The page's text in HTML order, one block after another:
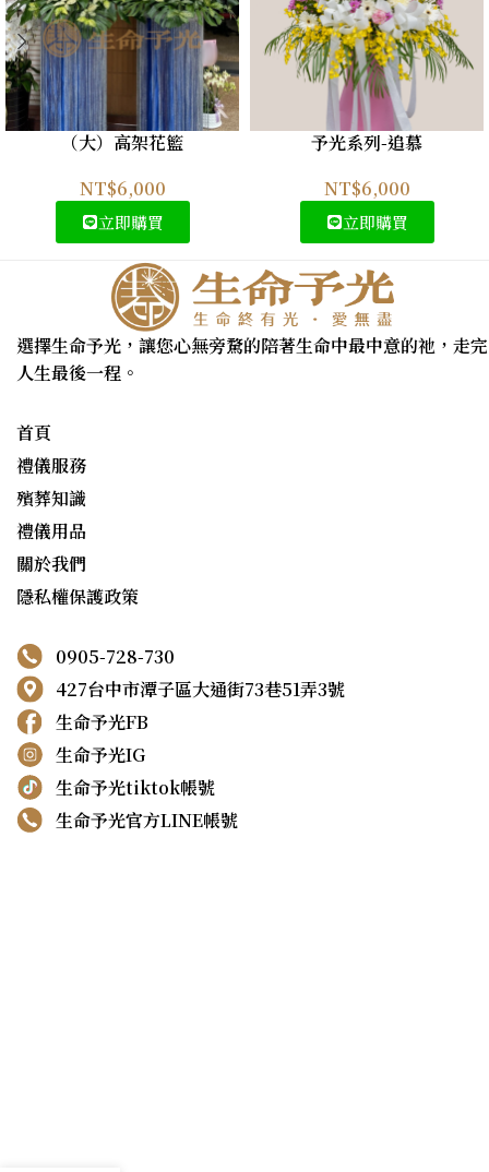
（大）高架花籃
NT$6,000
立即購買
予光系列-追慕
NT$6,000
立即購買
選擇生命予光，讓您心無旁騖的陪著生命中最中意的祂，走完
人生最後一程。
首頁
禮儀服務
殯葬知識
禮儀用品
關於我們
隱私權保護政策
0905-728-730
427台中市潭子區大通街73巷51弄3號
生命予光FB
生命予光IG
生命予光tiktok帳號
生命予光官方LINE帳號